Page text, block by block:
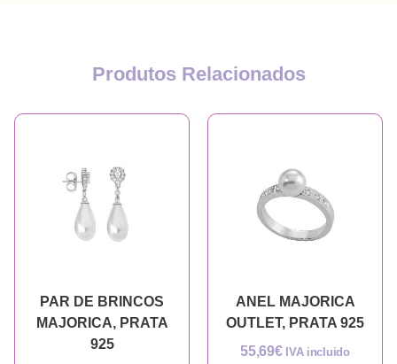
Produtos Relacionados
PAR DE BRINCOS
MAJORICA, PRATA
925
ANEL MAJORICA
OUTLET, PRATA 925
55,69€ IVA incluido